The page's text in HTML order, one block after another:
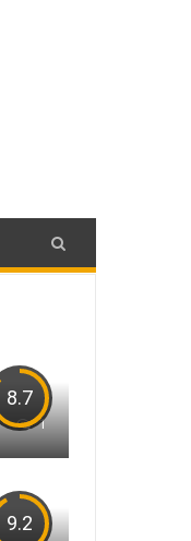
8.7
1
9.2